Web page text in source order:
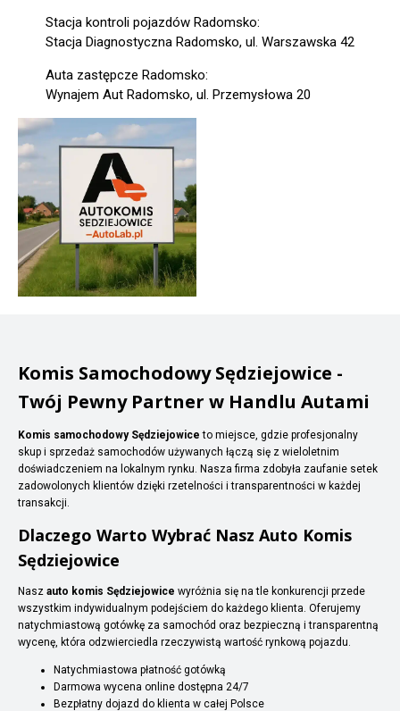
Stacja kontroli pojazdów Radomsko:
Stacja Diagnostyczna Radomsko, ul. Warszawska 42
Auta zastępcze Radomsko:
Wynajem Aut Radomsko, ul. Przemysłowa 20
Komis Samochodowy Sędziejowice -
Twój Pewny Partner w Handlu Autami
Komis samochodowy Sędziejowice to miejsce, gdzie profesjonalny
skup i sprzedaż samochodów używanych łączą się z wieloletnim
doświadczeniem na lokalnym rynku. Nasza firma zdobyła zaufanie setek
zadowolonych klientów dzięki rzetelności i transparentności w każdej
transakcji.
Dlaczego Warto Wybrać Nasz Auto Komis
Sędziejowice
Nasz auto komis Sędziejowice wyróżnia się na tle konkurencji przede
wszystkim indywidualnym podejściem do każdego klienta. Oferujemy
natychmiastową gotówkę za samochód oraz bezpieczną i transparentną
wycenę, która odzwierciedla rzeczywistą wartość rynkową pojazdu.
Natychmiastowa płatność gotówką
Darmowa wycena online dostępna 24/7
Bezpłatny dojazd do klienta w całej Polsce